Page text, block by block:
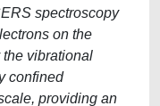
spectroscopy
on the
the vibrational
confined
providing an